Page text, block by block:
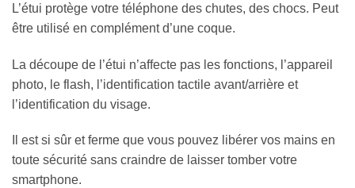
L’étui protège votre téléphone des chutes, des chocs. Peut
être utilisé en complément d’une coque.
La découpe de l’étui n’affecte pas les fonctions, l’appareil
photo, le flash, l’identification tactile avant/arrière et
l’identification du visage.
Il est si sûr et ferme que vous pouvez libérer vos mains en
toute sécurité sans craindre de laisser tomber votre
smartphone.